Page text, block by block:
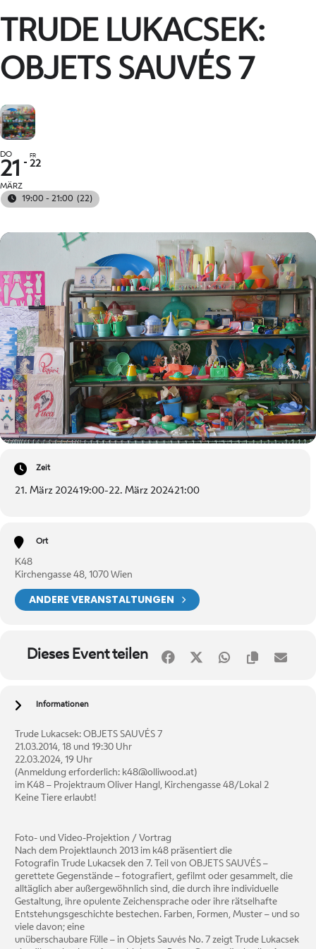
TRUDE LUKACSEK:
OBJETS SAUVÉS 7
DO
21
MÄRZ
FR
22
19:00 - 21:00 (22)
Zeit
21. März 202419:00-22. März 202421:00
Ort
K48
Kirchengasse 48, 1070 Wien
ANDERE VERANSTALTUNGEN
Dieses Event teilen
Informationen
Trude Lukacsek: OBJETS SAUVÉS 7
21.03.2014, 18 und 19:30 Uhr
22.03.2024, 19 Uhr
(Anmeldung erforderlich: k48@olliwood.at)
im K48 – Projektraum Oliver Hangl, Kirchengasse 48/Lokal 2
Keine Tiere erlaubt!
Foto- und Video-Projektion / Vortrag
Nach dem Projektlaunch 2013 im k48 präsentiert die
Fotografin Trude Lukacsek den 7. Teil von OBJETS SAUVÉS –
gerettete Gegenstände – fotografiert, gefilmt oder gesammelt, die
alltäglich aber außergewöhnlich sind, die durch ihre individuelle
Gestaltung, ihre opulente Zeichensprache oder ihre rätselhafte
Entstehungsgeschichte bestechen. Farben, Formen, Muster – und so
viele davon; eine
unüberschaubare Fülle – in Objets Sauvés No. 7 zeigt Trude Lukacsek